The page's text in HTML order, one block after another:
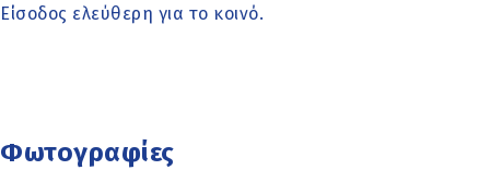
Είσοδος ελεύθερη για το κοινό.
Φωτογραφίες